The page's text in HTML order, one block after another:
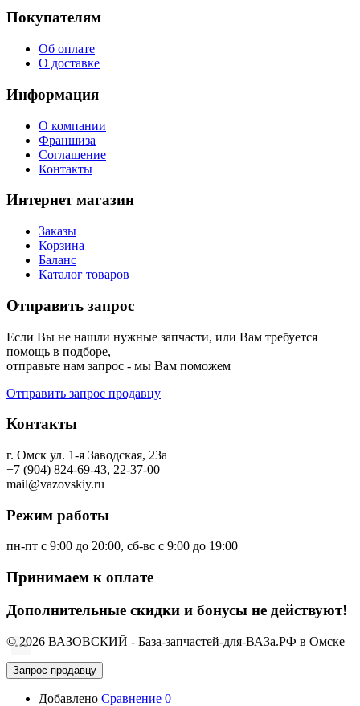
Покупателям
Об оплате
О доставке
Информация
О компании
Франшиза
Соглашение
Контакты
Интернет магазин
Заказы
Корзина
Баланс
Каталог товаров
Отправить запрос
Если Вы не нашли нужные запчасти, или Вам требуется
помощь в подборе,
отправьте нам запрос - мы Вам поможем
Отправить запрос продавцу
Контакты
г. Омск ул. 1-я Заводская, 23а
+7 (904) 824-69-43, 22-37-00
mail@vazovskiy.ru
Режим работы
пн-пт с 9:00 до 20:00, сб-вс с 9:00 до 19:00
Принимаем к оплате
Дополнительные скидки и бонусы не действуют!
© 2026 ВАЗОВСКИЙ - База-запчастей-для-ВАЗа.РФ в Омске
Запрос продавцу
Добавлено Сравнение 0